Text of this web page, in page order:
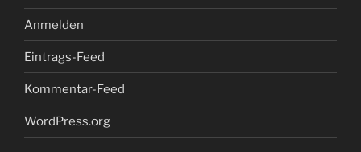
Anmelden
Eintrags-Feed
Kommentar-Feed
WordPress.org